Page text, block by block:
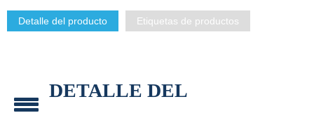
Detalle del producto Etiquetas de productos
DETALLE DEL